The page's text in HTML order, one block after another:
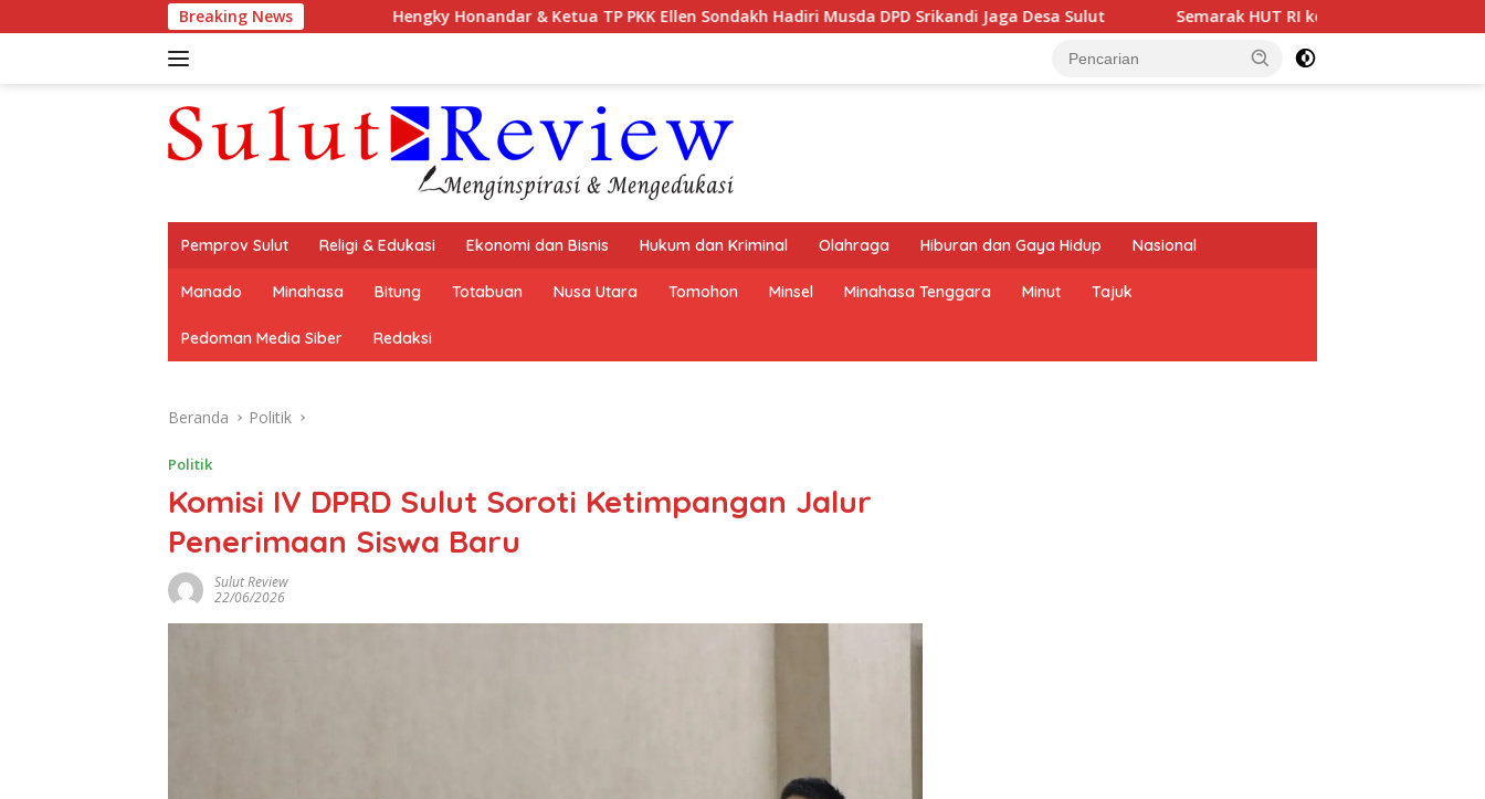
ke
Breaking News
Hengky Honandar & Ketua TP PKK Ellen Sondakh Hadiri Musda DPD Srikandi Jaga Desa Sulut Semarak HUT RI ke-81, TJSL PLN Bawa Transformasi Digital
Pemprov Sulut Religi & Edukasi Ekonomi dan Bisnis Hukum dan Kriminal Olahraga Hiburan dan Gaya Hidup Nasional
Manado Minahasa Bitung Totabuan Nusa Utara Tomohon Minsel Minahasa Tenggara Minut Tajuk
Pedoman Media Siber Redaksi
Beranda Politik
Politik
Komisi IV DPRD Sulut Soroti Ketimpangan Jalur
Penerimaan Siswa Baru
Sulut Review
22/06/2026